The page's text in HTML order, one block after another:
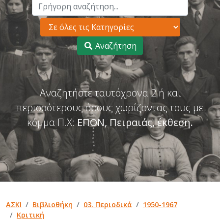
Αναζήτηση
Αναζητήστε ταυτόχρονα 2 ή και
περισσότερους όρους χωρίζοντας τους με
κόμμα Π.Χ: ΕΠΟΝ, Πειραιάς, έκθεση.
ΑΣΚΙ Βιβλιοθήκη 03. Περιοδικά
1950-1967
Κριτική